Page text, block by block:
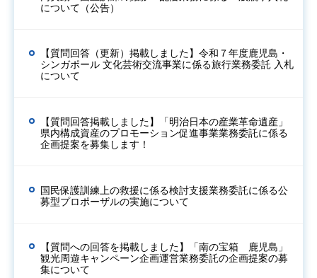
について（公告）
【質問回答（更新）掲載しました】令和７年度鹿児島・
シンガポール 文化芸術交流事業に係る旅行業務委託 入札
について
【質問回答掲載しました】「明治日本の産業革命遺産」
県内構成資産のプロモーション促進事業業務委託に係る
企画提案を募集します！
国民保護訓練上の救援に係る検討支援業務委託に係る公
募型プロポーザルの実施について
【質問への回答を掲載しました】「南の宝箱 鹿児島」
観光周遊キャンペーン企画運営業務委託の企画提案の募
集について